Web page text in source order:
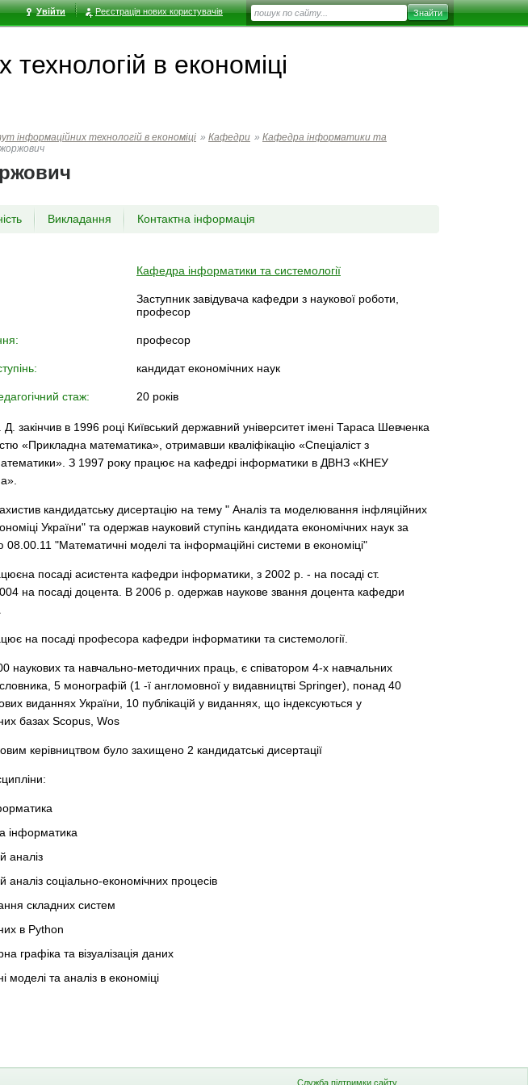
Увійти Реєстрація нових користувачів
технологій в економіці
інформаційних технологій в економіці » Кафедри » Кафедра інформатики та
Викладання Контактна інформація
Кафедра інформатики та системології
Заступник завідувача кафедри з наукової роботи,
професор
професор
кандидат економічних наук
стаж: 20 років
закінчив в 1996 році Київський державний університет імені Тараса Шевченка
«Прикладна математика», отримавши кваліфікацію «Спеціаліст з
З 1997 року працює на кафедрі інформатики в ДВНЗ «КНЕУ
кандидатську дисертацію на тему " Аналіз та моделювання інфляційних
України" та одержав науковий ступінь кандидата економічних наук за
08.00.11 "Математичні моделі та інформаційні системи в економіці"
посаді асистента кафедри інформатики, з 2002 р. - на посаді ст.
на посаді доцента. В 2006 р. одержав наукове звання доцента кафедри
на посаді професора кафедри інформатики та системології.
наукових та навчально-методичних праць, є співатором 4-х навчальних
словника, 5 монографій (1 -ї англомовної у видавництві Springer), понад 40
виданнях України, 10 публікацій у виданнях, що індексуються у
базах Scopus, Wos
керівництвом було захищено 2 кандидатські дисертації
інформатика
аналіз
аналіз соціально-економічних процесів
складних систем
в Python
графіка та візуалізація даних
моделі та аналіз в економіці
Служба підтримки сайту